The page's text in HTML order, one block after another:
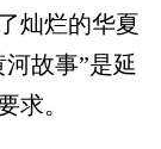
灿烂的华夏
故事”是延
求。